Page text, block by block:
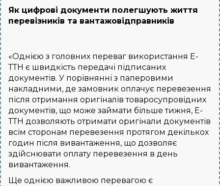
Як цифрові документи полегшують життя
перевізників та вантажовідправників
«Однією з головних переваг використання Е-
ТТН є швидкість передачі підписаних
документів. У порівнянні з паперовими
накладними, де замовник оплачує перевезення
після отримання оригіналів товаросупровідних
документів, що може займати більше тижня, Е-
ТТН дозволяють отримати оригінали документів
всім сторонам перевезення протягом декількох
годин після вивантаження, що дозволяє
здійснювати оплату перевезення в день
вивантаження.
Ще однією важливою перевагою є